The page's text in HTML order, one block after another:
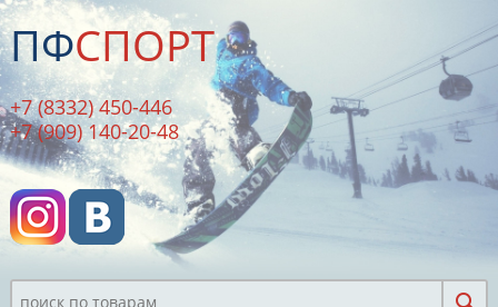
ПФСПОРТ
+7 (8332) 450-446
+7 (909) 140-20-48